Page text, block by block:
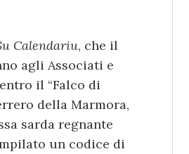
Calendariu, che il
agli Associati e
il “Falco di
della Marmora,
sarda regnante
un codice di